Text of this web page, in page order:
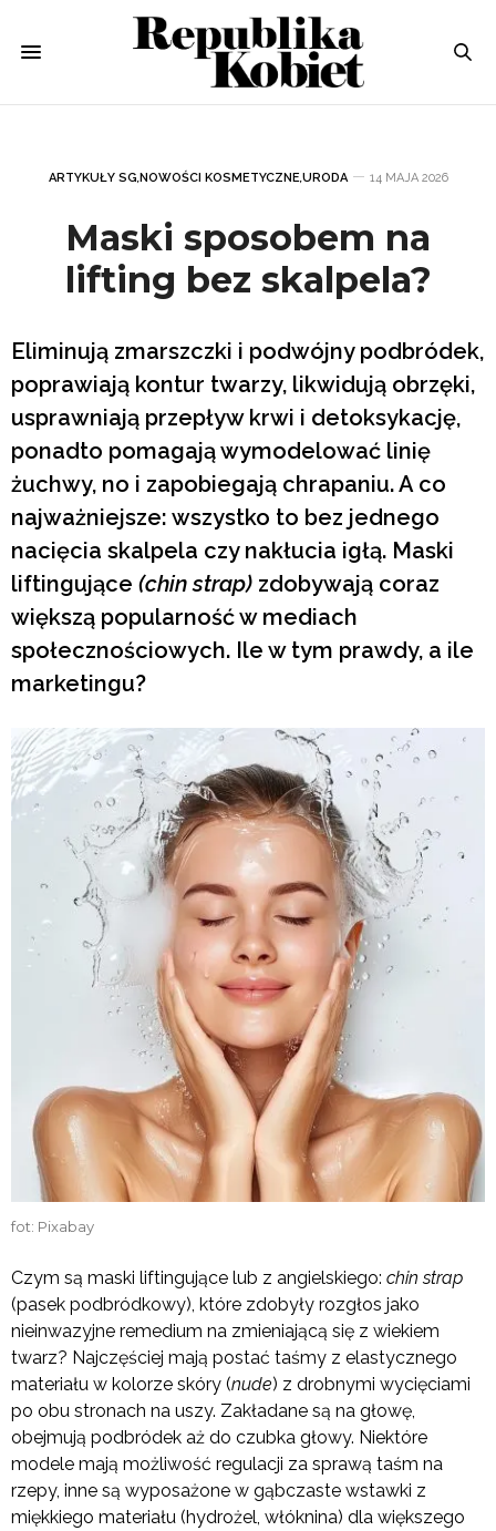
ARTYKUŁY SG,NOWOŚCI KOSMETYCZNE,URODA 14 MAJA 2026
Maski sposobem na
lifting bez skalpela?
Eliminują zmarszczki i podwójny podbródek,
poprawiają kontur twarzy, likwidują obrzęki,
usprawniają przepływ krwi i detoksykację,
ponadto pomagają wymodelować linię
żuchwy, no i zapobiegają chrapaniu. A co
najważniejsze: wszystko to bez jednego
nacięcia skalpela czy nakłucia igłą. Maski
liftingujące (chin strap) zdobywają coraz
większą popularność w mediach
społecznościowych. Ile w tym prawdy, a ile
marketingu?
fot: Pixabay
Czym są maski liftingujące lub z angielskiego: chin strap
(pasek podbródkowy), które zdobyły rozgłos jako
nieinwazyjne remedium na zmieniającą się z wiekiem
twarz? Najczęściej mają postać taśmy z elastycznego
materiału w kolorze skóry (nude) z drobnymi wycięciami
po obu stronach na uszy. Zakładane są na głowę,
obejmują podbródek aż do czubka głowy. Niektóre
modele mają możliwość regulacji za sprawą taśm na
rzepy, inne są wyposażone w gąbczaste wstawki z
miękkiego materiału (hydrożel, włóknina) dla większego